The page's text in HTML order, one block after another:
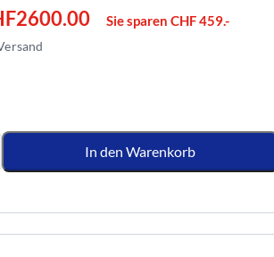
2600.00 Sie sparen CHF 459.-
In den Warenkorb